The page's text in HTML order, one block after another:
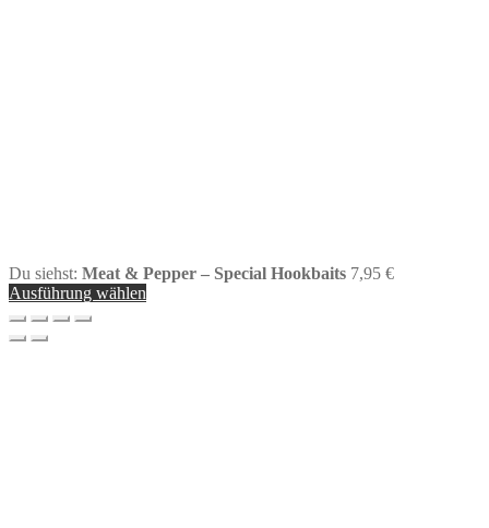
Du siehst: Meat & Pepper – Special Hookbaits 7,95 €
Ausführung wählen